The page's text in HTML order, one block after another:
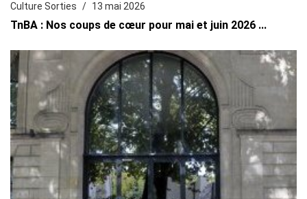
Culture Sorties 13 mai 2026
TnBA : Nos coups de cœur pour mai et juin 2026 ...